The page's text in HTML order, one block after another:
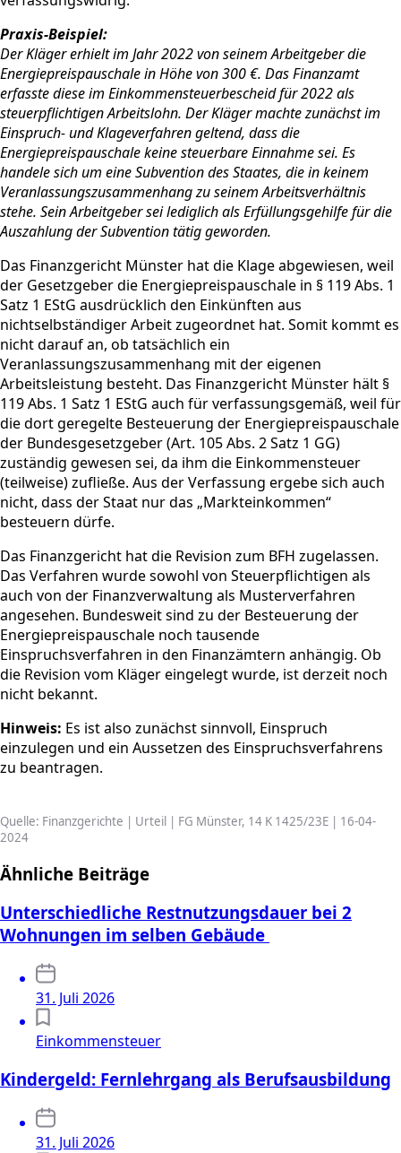
Praxis-Beispiel:
Der Kläger erhielt im Jahr 2022 von seinem Arbeitgeber die
Energiepreispauschale in Höhe von 300 €. Das Finanzamt
erfasste diese im Einkommensteuerbescheid für 2022 als
steuerpflichtigen Arbeitslohn. Der Kläger machte zunächst im
Einspruch- und Klageverfahren geltend, dass die
Energiepreispauschale keine steuerbare Einnahme sei. Es
handele sich um eine Subvention des Staates, die in keinem
Veranlassungszusammenhang zu seinem Arbeitsverhältnis
stehe. Sein Arbeitgeber sei lediglich als Erfüllungsgehilfe für die
Auszahlung der Subvention tätig geworden.
Das Finanzgericht Münster hat die Klage abgewiesen, weil
der Gesetzgeber die Energiepreispauschale in § 119 Abs. 1
Satz 1 EStG ausdrücklich den Einkünften aus
nichtselbständiger Arbeit zugeordnet hat. Somit kommt es
nicht darauf an, ob tatsächlich ein
Veranlassungszusammenhang mit der eigenen
Arbeitsleistung besteht. Das Finanzgericht Münster hält §
119 Abs. 1 Satz 1 EStG auch für verfassungsgemäß, weil für
die dort geregelte Besteuerung der Energiepreispauschale
der Bundesgesetzgeber (Art. 105 Abs. 2 Satz 1 GG)
zuständig gewesen sei, da ihm die Einkommensteuer
(teilweise) zufließe. Aus der Verfassung ergebe sich auch
nicht, dass der Staat nur das „Markteinkommen“
besteuern dürfe.
Das Finanzgericht hat die Revision zum BFH zugelassen.
Das Verfahren wurde sowohl von Steuerpflichtigen als
auch von der Finanzverwaltung als Musterverfahren
angesehen. Bundesweit sind zu der Besteuerung der
Energiepreispauschale noch tausende
Einspruchsverfahren in den Finanzämtern anhängig. Ob
die Revision vom Kläger eingelegt wurde, ist derzeit noch
nicht bekannt.
Hinweis: Es ist also zunächst sinnvoll, Einspruch
einzulegen und ein Aussetzen des Einspruchsverfahrens
zu beantragen.
Quelle: Finanzgerichte | Urteil | FG Münster, 14 K 1425/23E | 16-04-
2024
Ähnliche Beiträge
Unterschiedliche Restnutzungsdauer bei 2
Wohnungen im selben Gebäude
31. Juli 2026
Einkommensteuer
Kindergeld: Fernlehrgang als Berufsausbildung
31. Juli 2026